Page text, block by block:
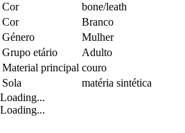
Cor
bone/leath
Cor
Branco
Género
Mulher
Grupo etário
Adulto
Material principal couro
Sola
matéria sintética
Loading...
Loading...